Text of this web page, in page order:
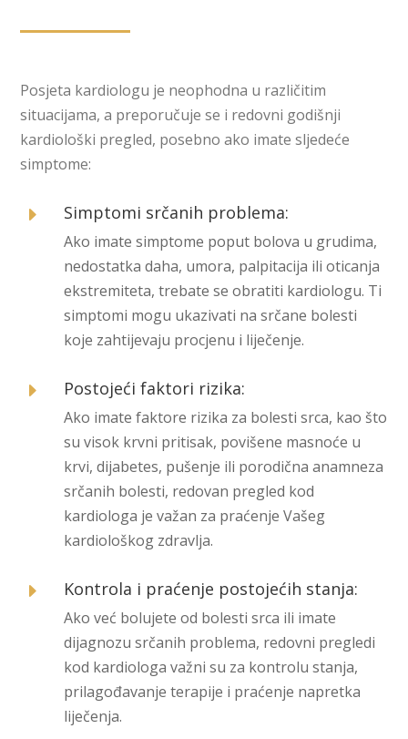
Posjeta kardiologu je neophodna u različitim
situacijama, a preporučuje se i redovni godišnji
kardiološki pregled, posebno ako imate sljedeće
simptome:
E Simptomi srčanih problema:
Ako imate simptome poput bolova u grudima,
nedostatka daha, umora, palpitacija ili oticanja
ekstremiteta, trebate se obratiti kardiologu. Ti
simptomi mogu ukazivati na srčane bolesti
koje zahtijevaju procjenu i liječenje.
E Postojeći faktori rizika:
Ako imate faktore rizika za bolesti srca, kao što
su visok krvni pritisak, povišene masnoće u
krvi, dijabetes, pušenje ili porodična anamneza
srčanih bolesti, redovan pregled kod
kardiologa je važan za praćenje Vašeg
kardiološkog zdravlja.
E Kontrola i praćenje postojećih stanja:
Ako već bolujete od bolesti srca ili imate
dijagnozu srčanih problema, redovni pregledi
kod kardiologa važni su za kontrolu stanja,
prilagođavanje terapije i praćenje napretka
liječenja.